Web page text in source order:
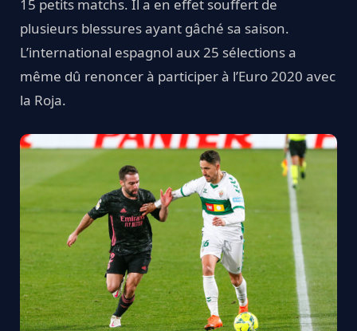
15 petits matchs. Il a en effet souffert de
plusieurs blessures ayant gâché sa saison.
L’international espagnol aux 25 sélections a
même dû renoncer à participer à l’Euro 2020 avec
la Roja.